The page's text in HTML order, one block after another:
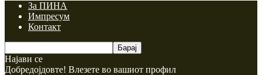
За ПИНА
Импресум
Контакт
Најави се
Добредојдовте! Влезете во вашиот профил